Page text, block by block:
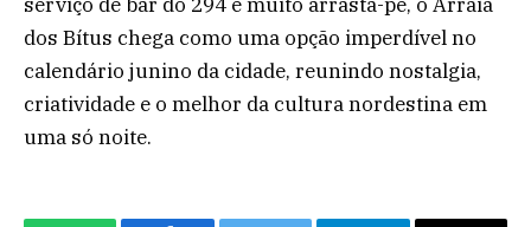
dos Bítus chega como uma opção imperdível no
calendário junino da cidade, reunindo nostalgia,
criatividade e o melhor da cultura nordestina em
uma só noite.